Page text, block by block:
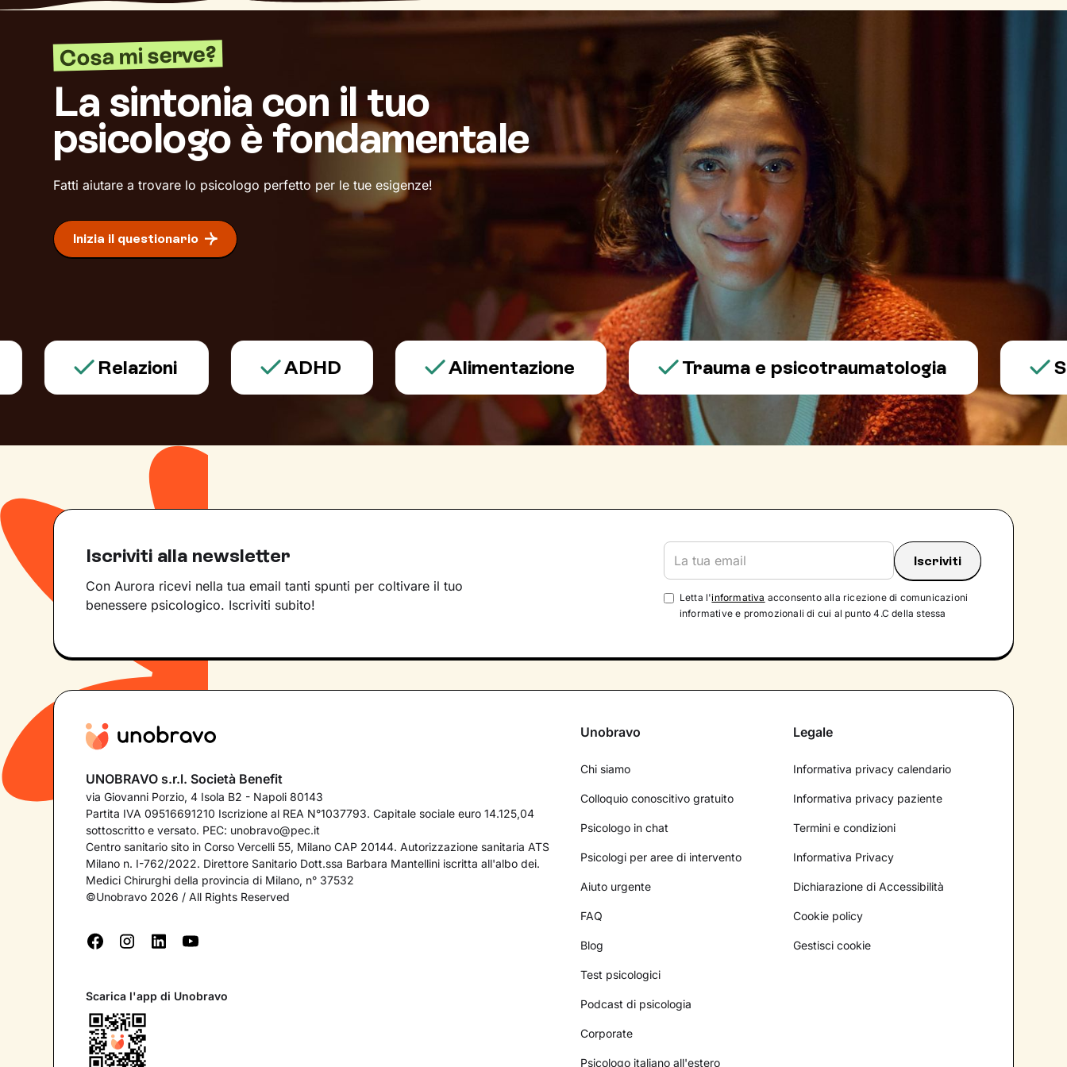
Cosa mi serve?
La sintonia con il tuo
psicologo è fondamentale
Fatti aiutare a trovare lo psicologo perfetto per le tue esigenze!
Inizia il questionario
Relazioni ADHD Alimentazione Trauma e psicotraumatologia
Iscriviti alla newsletter
Con Aurora ricevi nella tua email tanti spunti per coltivare il tuo
benessere psicologico. Iscriviti subito!
Letta l'informativa acconsento alla ricezione di comunicazioni
informative e promozionali di cui al punto 4.C della stessa
UNOBRAVO s.r.l. Società Benefit
via Giovanni Porzio, 4 Isola B2 - Napoli 80143
Partita IVA 09516691210 Iscrizione al REA N°1037793. Capitale sociale euro 14.125,04
sottoscritto e versato. PEC: unobravo@pec.it
Centro sanitario sito in Corso Vercelli 55, Milano CAP 20144. Autorizzazione sanitaria ATS
Milano n. I-762/2022. Direttore Sanitario Dott.ssa Barbara Mantellini iscritta all'albo dei.
Medici Chirurghi della provincia di Milano, n° 37532
©Unobravo 2026 / All Rights Reserved
Scarica l'app di Unobravo
Unobravo
Chi siamo
Colloquio conoscitivo gratuito
Psicologo in chat
Psicologi per aree di intervento
Aiuto urgente
FAQ
Blog
Test psicologici
Podcast di psicologia
Corporate
Psicologo italiano all'estero
Legale
Informativa privacy calendario
Informativa privacy paziente
Termini e condizioni
Informativa Privacy
Dichiarazione di Accessibilità
Cookie policy
Gestisci cookie